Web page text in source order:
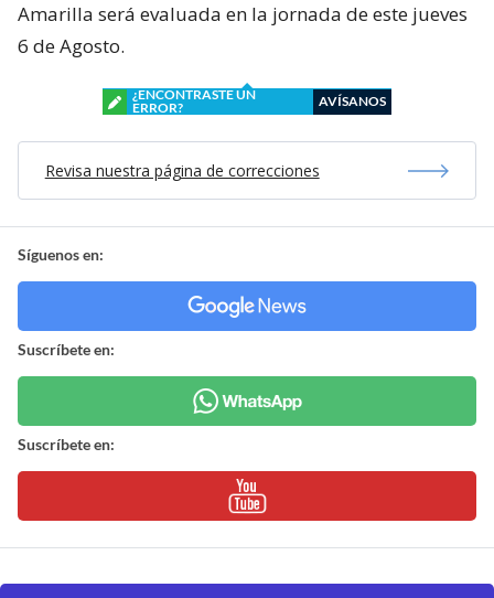
Amarilla será evaluada en la jornada de este jueves
6 de Agosto.
¿ENCONTRASTE UN
ERROR?
AVÍSANOS
Revisa nuestra página de correcciones
Síguenos en:
Suscríbete en:
Suscríbete en: